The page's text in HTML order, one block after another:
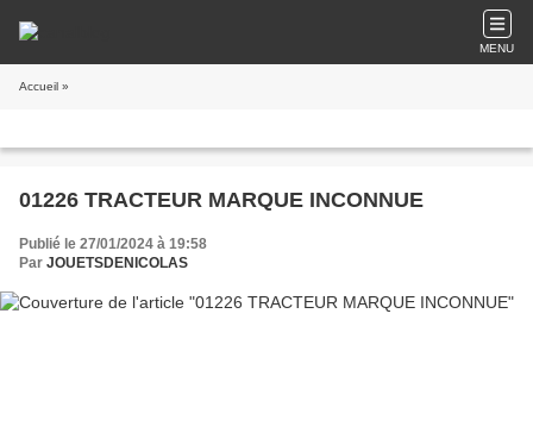
MENU
Accueil »
01226 TRACTEUR MARQUE INCONNUE
Publié le 27/01/2024 à 19:58
Par JOUETSDENICOLAS